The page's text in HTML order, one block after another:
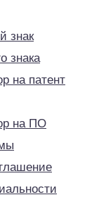
знак
знака
на патент
на ПО